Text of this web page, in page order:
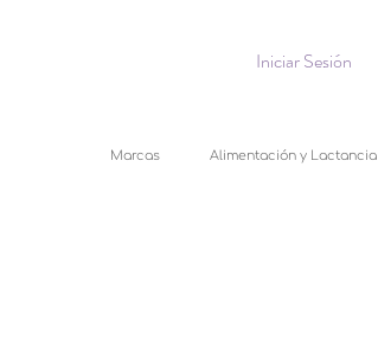
Iniciar Sesión
Marcas Alimentación y Lactancia